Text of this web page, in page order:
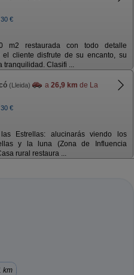
30 €
m2 restaurada con todo detalle
el cliente disfrute de su encanto, su
tranquilidad. Clasifi ...
(Lleida) a 26,9 km de La
30 €
Estrellas: alucinarás viendo los
y la luna (Zona de Influencia
rural restaura ...
km